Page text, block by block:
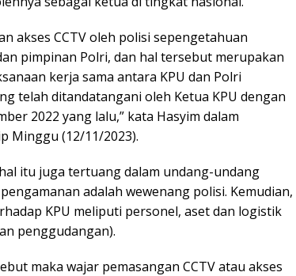
akses CCTV oleh polisi sepengetahuan
pimpinan Polri, dan hal tersebut merupakan
kerja sama antara KPU dan Polri
telah ditandatangani oleh Ketua KPU dengan
2022 yang lalu,” kata Hasyim dalam
Minggu (12/11/2023).
itu juga tertuang dalam undang-undang
adalah wewenang polisi. Kemudian,
KPU meliputi personel, aset dan logistik
penggudangan).
maka wajar pemasangan CCTV atau akses